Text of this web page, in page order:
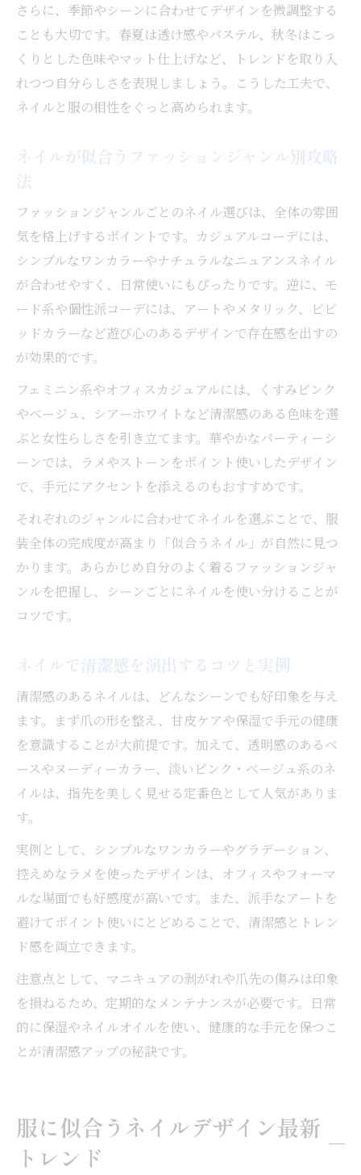
さらに、季節やシーンに合わせてデザインを微調整する
ことも大切です。春夏は透け感やパステル、秋冬はこっ
くりとした色味やマット仕上げなど、トレンドを取り入
れつつ自分らしさを表現しましょう。こうした工夫で、
ネイルと服の相性をぐっと高められます。
ネイルが似合うファッションジャンル別攻略
法
ファッションジャンルごとのネイル選びは、全体の雰囲
気を格上げするポイントです。カジュアルコーデには、
シンプルなワンカラーやナチュラルなニュアンスネイル
が合わせやすく、日常使いにもぴったりです。逆に、モ
ード系や個性派コーデには、アートやメタリック、ビビ
ッドカラーなど遊び心のあるデザインで存在感を出すの
が効果的です。
フェミニン系やオフィスカジュアルには、くすみピンク
やベージュ、シアーホワイトなど清潔感のある色味を選
ぶと女性らしさを引き立てます。華やかなパーティーシ
ーンでは、ラメやストーンをポイント使いしたデザイン
で、手元にアクセントを添えるのもおすすめです。
それぞれのジャンルに合わせてネイルを選ぶことで、服
装全体の完成度が高まり「似合うネイル」が自然に見つ
かります。あらかじめ自分のよく着るファッションジャ
ンルを把握し、シーンごとにネイルを使い分けることが
コツです。
ネイルで清潔感を演出するコツと実例
清潔感のあるネイルは、どんなシーンでも好印象を与え
ます。まず爪の形を整え、甘皮ケアや保湿で手元の健康
を意識することが大前提です。加えて、透明感のあるベ
ースやヌーディーカラー、淡いピンク・ベージュ系のネ
イルは、指先を美しく見せる定番色として人気がありま
す。
実例として、シンプルなワンカラーやグラデーション、
控えめなラメを使ったデザインは、オフィスやフォーマ
ルな場面でも好感度が高いです。また、派手なアートを
避けてポイント使いにとどめることで、清潔感とトレン
ド感を両立できます。
注意点として、マニキュアの剥がれや爪先の傷みは印象
を損ねるため、定期的なメンテナンスが必要です。日常
的に保湿やネイルオイルを使い、健康的な手元を保つこ
とが清潔感アップの秘訣です。
服に似合うネイルデザイン最新
トレンド